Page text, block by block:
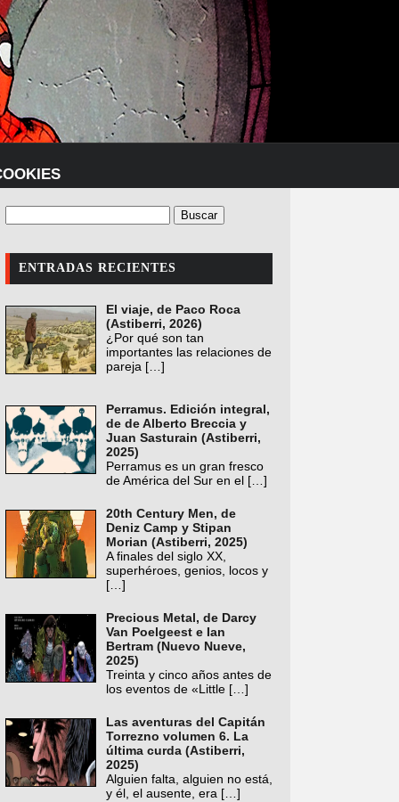
ENTRADAS RECIENTES
El viaje, de Paco Roca
(Astiberri, 2026)
¿Por qué son tan
importantes las relaciones de
pareja […]
Perramus. Edición integral,
de de Alberto Breccia y
Juan Sasturain (Astiberri,
2025)
Perramus es un gran fresco
de América del Sur en el […]
20th Century Men, de
Deniz Camp y Stipan
Morian (Astiberri, 2025)
A finales del siglo XX,
superhéroes, genios, locos y
[…]
Precious Metal, de Darcy
Van Poelgeest e Ian
Bertram (Nuevo Nueve,
2025)
Treinta y cinco años antes de
los eventos de «Little […]
Las aventuras del Capitán
Torrezno volumen 6. La
última curda (Astiberri,
2025)
Alguien falta, alguien no está,
y él, el ausente, era […]